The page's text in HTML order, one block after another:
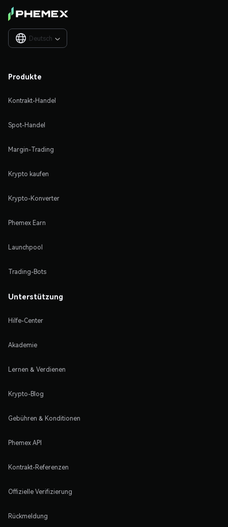
Deutsch 
Produkte
Kontrakt-Handel
Spot-Handel
Margin-Trading
Krypto kaufen
Krypto-Konverter
Phemex Earn
Launchpool
Trading-Bots
Unterstützung
Hilfe-Center
Akademie
Lernen & Verdienen
Krypto-Blog
Gebühren & Konditionen
Phemex API
Kontrakt-Referenzen
Offizielle Verifizierung
Rückmeldung